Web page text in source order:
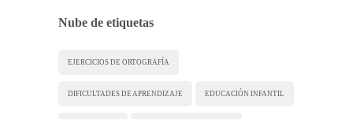
Nube de etiquetas
EJERCICIOS DE ORTOGRAFÍA
DIFICULTADES DE APRENDIZAJE EDUCACIÓN INFANTIL